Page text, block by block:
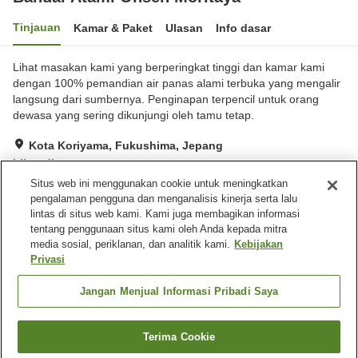
Tinjauan Kamar & Paket Ulasan Info dasar
Lihat masakan kami yang berperingkat tinggi dan kamar kami
dengan 100% pemandian air panas alami terbuka yang mengalir
langsung dari sumbernya. Penginapan terpencil untuk orang
dewasa yang sering dikunjungi oleh tamu tetap.
Kota Koriyama, Fukushima, Jepang
Lihat di peta
Hebat Ulasan:31
Fasilitas properti
Makan pribadi
Pemandian udara terbuka
(air panas)
Restoran Jepang
Cari kamar
Situs web ini menggunakan cookie untuk meningkatkan
pengalaman pengguna dan menganalisis kinerja serta lalu
lintas di situs web kami. Kami juga membagikan informasi
tentang penggunaan situs kami oleh Anda kepada mitra
media sosial, periklanan, dan analitik kami. Kebijakan
Privasi
Jangan Menjual Informasi Pribadi Saya
Terima Cookie